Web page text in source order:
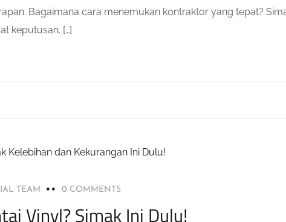
Bagaimana cara menemukan kontraktor yang tepat?
keputusan. […]
TEAM 0 COMMENTS
Vinyl? Simak Ini Dulu!